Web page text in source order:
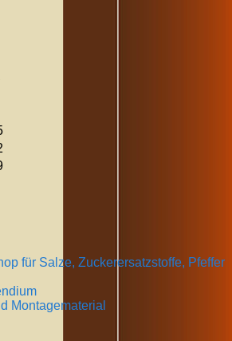
für Salze, Zuckerersatzstoffe, Pfeffer
Montagematerial